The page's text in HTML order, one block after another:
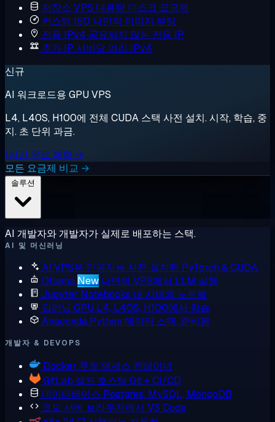
저장소 VPS 대용량 디스크 요금제
커스텀 ISO 나만의 이미지 부팅
전용 IPv4 공유되지 않는 전용 IP
추가 IP 서버당 여러 IPv4
신규
AI 워크로드용 GPU VPS
L4, L40S, H100에 전체 CUDA 스택 사전 설치. 시작, 학습, 중
지. 초 단위 과금.
1시간 무료 체험 →
모든 요금제 비교 →
AI 개발자와 개발자가 실제로 배포하는 스택.
AI 및 머신러닝
AI VPS용 인공지능 사전 설치된 PyTorch & CUDA
Ollama New 나만의 VPS에서 LLM 실행
Jupyter Notebooks 내 서버의 노트북
딥러닝 GPU L4, L40S, H100에서 학습
Anaconda Python 데이터 스택, 준비됨
개발자 & DEVOPS
Docker 루트 액세스 컨테이너
GitLab 셀프 호스팅 Git + CI/CD
데이터베이스 Postgres, MySQL, MongoDB
코드 서버 브라우저에서 VS Code